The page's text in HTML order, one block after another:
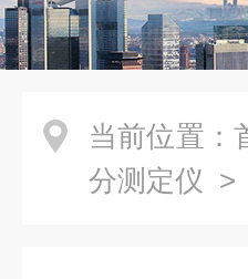
当前位置：
分测定仪 >